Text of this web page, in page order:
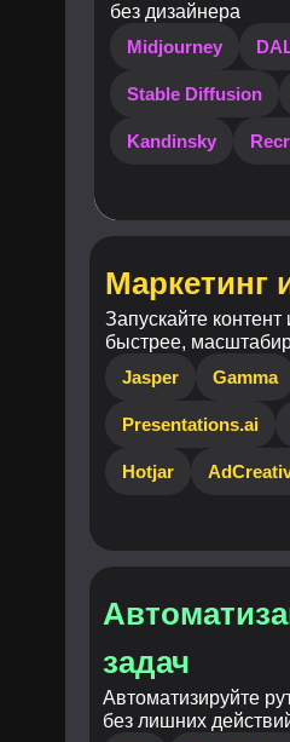
Маркетинг
Запускайте контент
быстрее,
Jasper
Gamma
Presentations.ai
Hotjar
задач
Автоматизируйте
без лишних
без дизайнера
Midjourney
Stable Diffusion
Kandinsky